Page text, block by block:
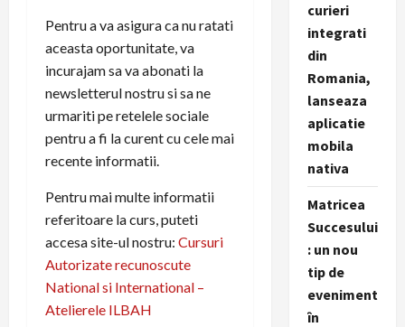
Pentru a va asigura ca nu ratati
aceasta oportunitate, va
incurajam sa va abonati la
newsletterul nostru si sa ne
urmariti pe retelele sociale
pentru a fi la curent cu cele mai
recente informatii.
Pentru mai multe informatii
referitoare la curs, puteti
accesa site-ul nostru: Cursuri
Autorizate recunoscute
National si International –
Atelierele ILBAH
curieri
integrati
din
Romania,
lanseaza
aplicatie
mobila
nativa
Matricea
Succesului
: un nou
tip de
eveniment
în